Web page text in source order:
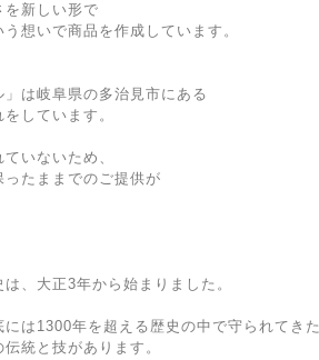
を新しい形で
想いで商品を作成しています。
は岐阜県の多治見市にある
しています。
いないため、
たままでのご提供が
、大正3年から始まりました。
は1300年を超える歴史の中で守られてきた
統と技があります。